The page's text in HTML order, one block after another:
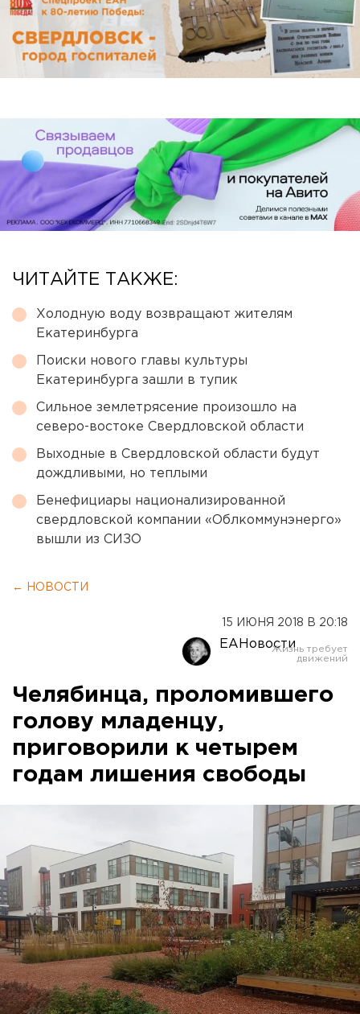
ЧИТАЙТЕ ТАКЖЕ:
Холодную воду возвращают жителям
Екатеринбурга
Поиски нового главы культуры
Екатеринбурга зашли в тупик
Сильное землетрясение произошло на
северо-востоке Свердловской области
Выходные в Свердловской области будут
дождливыми, но теплыми
Бенефициары национализированной
свердловской компании «Облкоммунэнерго»
вышли из СИЗО
← НОВОСТИ
15 ИЮНЯ 2018 В 20:18
ЕАНовости
Челябинца, проломившего
голову младенцу,
приговорили к четырем
годам лишения свободы